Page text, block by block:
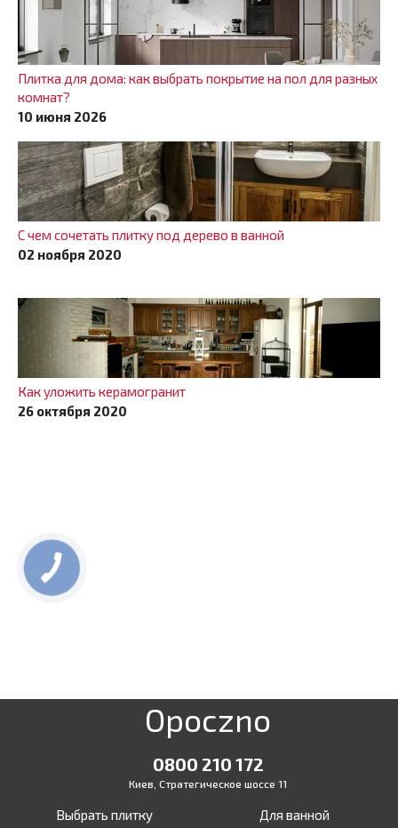
Плитка для дома: как выбрать покрытие на пол для разных
комнат?
10 июня 2026
С чем сочетать плитку под дерево в ванной
02 ноября 2020
Как уложить керамогранит
26 октября 2020
Opoczno
0800 210 172
Киев, Стратегическое шоссе 11
Выбрать плитку
Для ванной